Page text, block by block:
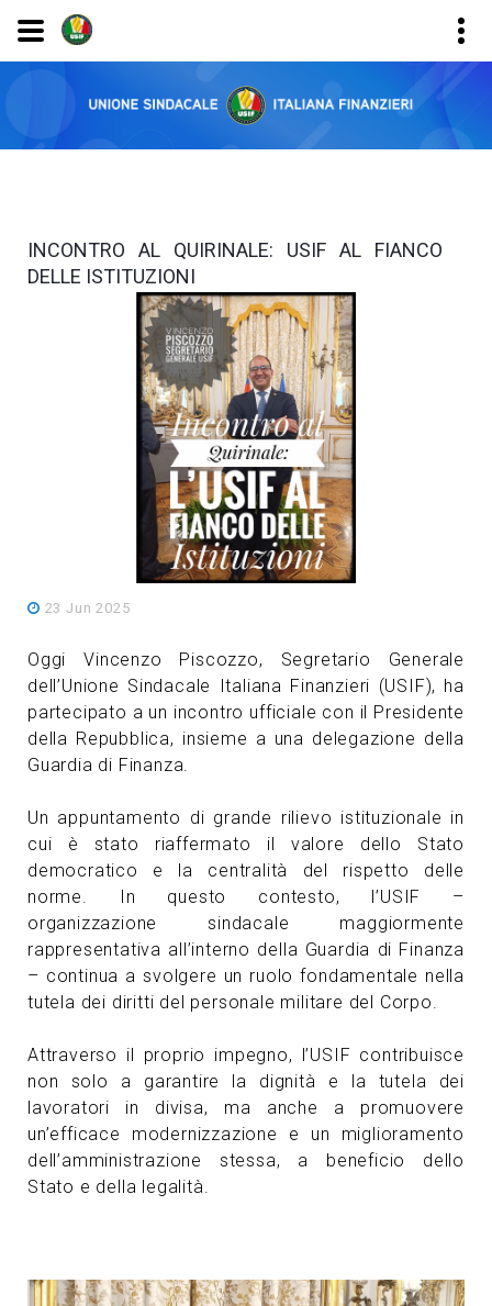
INCONTRO AL QUIRINALE: USIF AL FIANCO
DELLE ISTITUZIONI
23 Jun 2025
Oggi Vincenzo Piscozzo, Segretario Generale
dell’Unione Sindacale Italiana Finanzieri (USIF), ha
partecipato a un incontro ufficiale con il Presidente
della Repubblica, insieme a una delegazione della
Guardia di Finanza.
Un appuntamento di grande rilievo istituzionale in
cui è stato riaffermato il valore dello Stato
democratico e la centralità del rispetto delle
norme. In questo contesto, l’USIF –
organizzazione sindacale maggiormente
rappresentativa all’interno della Guardia di Finanza
– continua a svolgere un ruolo fondamentale nella
tutela dei diritti del personale militare del Corpo.
Attraverso il proprio impegno, l’USIF contribuisce
non solo a garantire la dignità e la tutela dei
lavoratori in divisa, ma anche a promuovere
un’efficace modernizzazione e un miglioramento
dell’amministrazione stessa, a beneficio dello
Stato e della legalità.